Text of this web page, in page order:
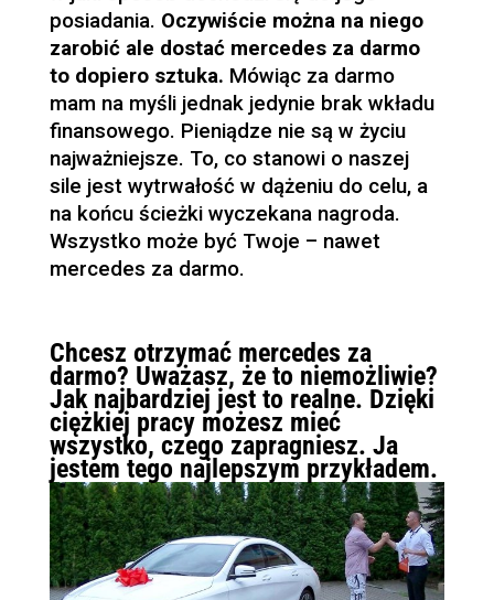
posiadania. Oczywiście można na niego
zarobić ale dostać mercedes za darmo
to dopiero sztuka. Mówiąc za darmo
mam na myśli jednak jedynie brak wkładu
finansowego. Pieniądze nie są w życiu
najważniejsze. To, co stanowi o naszej
sile jest wytrwałość w dążeniu do celu, a
na końcu ścieżki wyczekana nagroda.
Wszystko może być Twoje – nawet
mercedes za darmo.
Chcesz otrzymać mercedes za
darmo? Uważasz, że to niemożliwie?
Jak najbardziej jest to realne. Dzięki
ciężkiej pracy możesz mieć
wszystko, czego zapragniesz. Ja
jestem tego najlepszym przykładem.